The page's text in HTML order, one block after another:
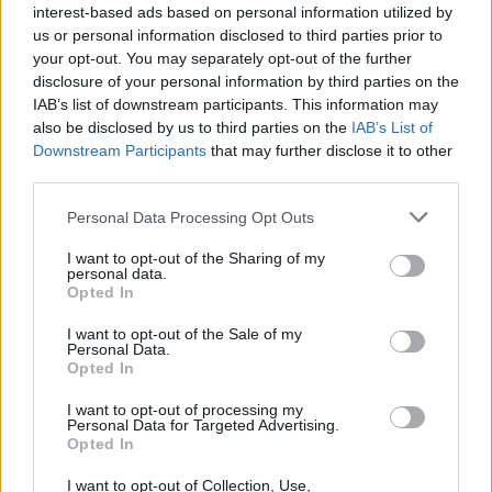
interest-based ads based on personal information utilized by
us or personal information disclosed to third parties prior to
your opt-out. You may separately opt-out of the further
disclosure of your personal information by third parties on the
IAB’s list of downstream participants. This information may
also be disclosed by us to third parties on the IAB’s List of
Downstream Participants that may further disclose it to other
Personal Data Processing Opt Outs
I want to opt-out of the Sharing of my
personal data.
Opted In
I want to opt-out of the Sale of my
Personal Data.
Opted In
I want to opt-out of processing my
Personal Data for Targeted Advertising.
Opted In
I want to opt-out of Collection, Use,
τακτικά.
Μηλόξυδο: Προστίθεται περιστασιακά για
την υποστήριξη του πεπτικού συστήματος,
αλλά δεν είναι καλά ανεκτό από όλους.